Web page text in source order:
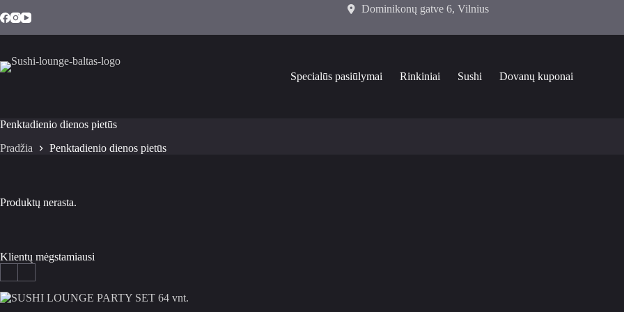
Dominikonų gatve 6, Vilnius
Specialūs pasiūlymai Rinkiniai Sushi Dovanų kuponai
Penktadienio dienos pietūs
Pradžia Penktadienio dienos pietūs
Produktų nerasta.
Klientų mėgstamiausi